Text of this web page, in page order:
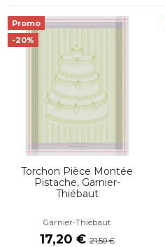
Promo
-20%
Torchon Pièce Montée
Pistache, Garnier-
Thiébaut
Garnier-Thiébaut
17,20 €21,50 €